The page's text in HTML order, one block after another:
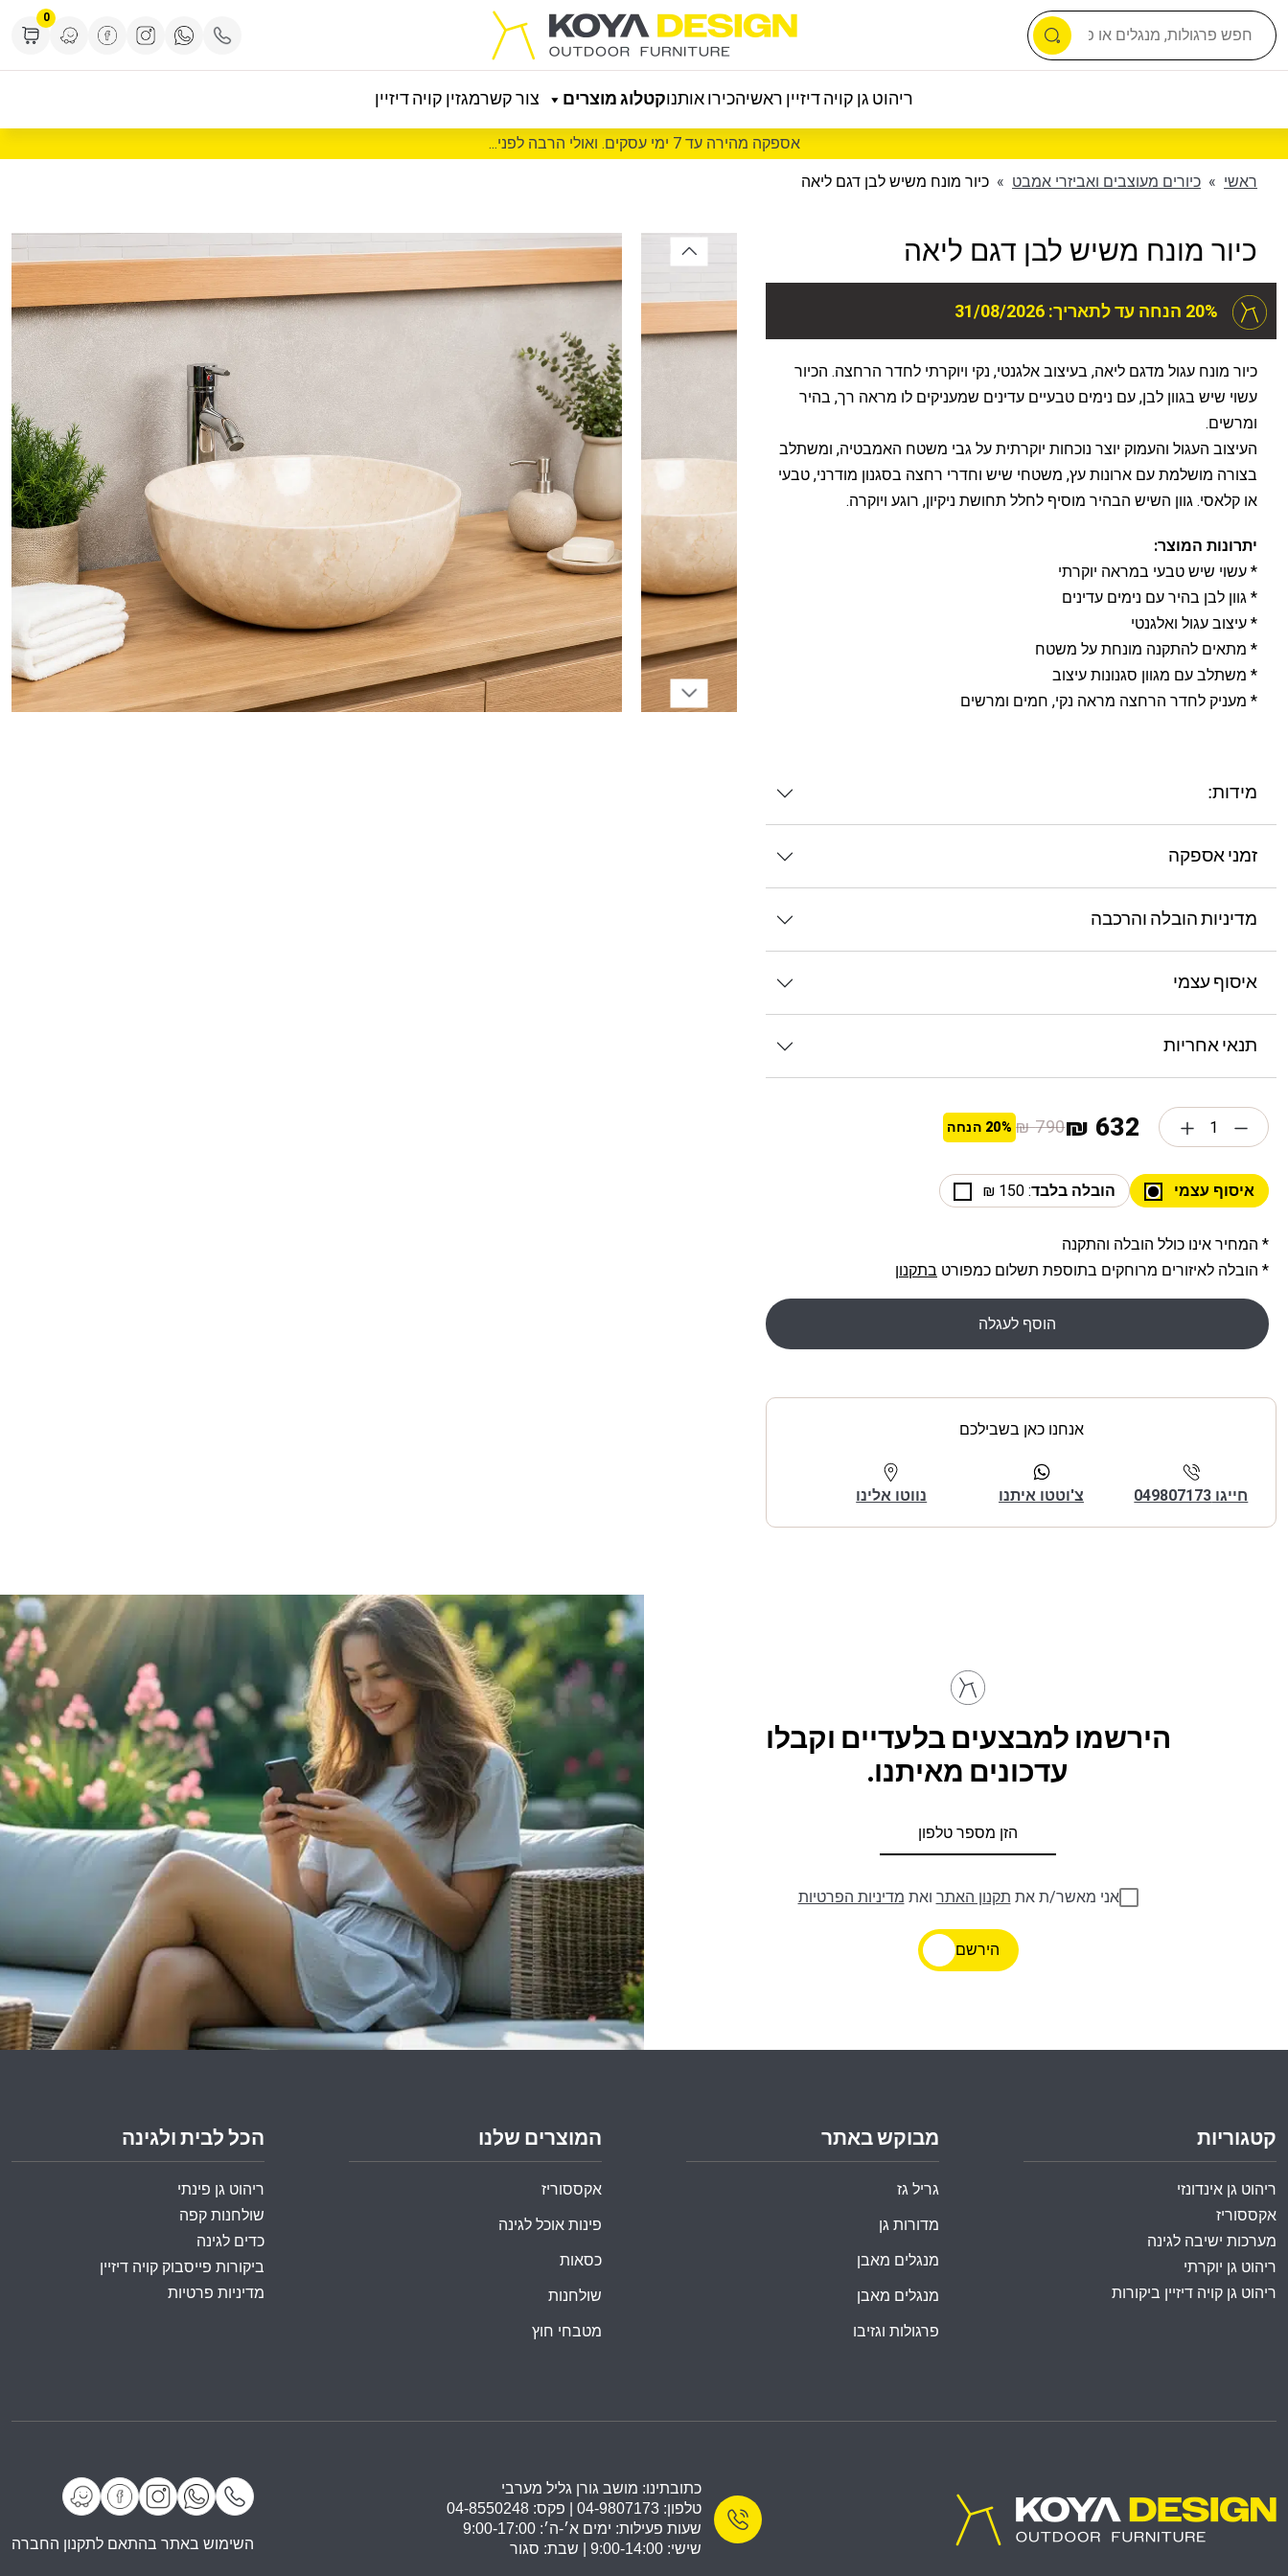
0
ריהוט גן קויה דיזיין ראשיהכירו אותנוקטלוג מוצרים צור קשרמגזין קויה דיזיין
אספקה מהירה עד 7 ימי עסקים. ואולי הרבה לפני...
ראשי » כיורים מעוצבים ואביזרי אמבט » כיור מונח משיש לבן דגם ליאה
כיור מונח משיש לבן דגם ליאה
20% הנחה עד לתאריך: 31/08/2026
כיור מונח עגול מדגם ליאה, בעיצוב אלגנטי, נקי ויוקרתי לחדר הרחצה. הכיור
עשוי שיש בגוון לבן, עם נימים טבעיים עדינים שמעניקים לו מראה רך, בהיר
ומרשים.
העיצוב העגול והעמוק יוצר נוכחות יוקרתית על גבי משטח האמבטיה, ומשתלב
בצורה מושלמת עם ארונות עץ, משטחי שיש וחדרי רחצה בסגנון מודרני, טבעי
או קלאסי. גוון השיש הבהיר מוסיף לחלל תחושת ניקיון, רוגע ויוקרה.
יתרונות המוצר:
* עשוי שיש טבעי במראה יוקרתי
* גוון לבן בהיר עם נימים עדינים
* עיצוב עגול ואלגנטי
* מתאים להתקנה מונחת על משטח
* משתלב עם מגוון סגנונות עיצוב
* מעניק לחדר הרחצה מראה נקי, חמים ומרשים
מידות:
זמני אספקה
מדיניות הובלה והרכבה
איסוף עצמי
תנאי אחריות
632 ₪
790 ₪
20% הנחה
איסוף עצמי הובלה בלבד: 150 ₪
* המחיר אינו כולל הובלה והתקנה
* הובלה לאיזורים מרוחקים בתוספת תשלום כמפורט בתקנון
הוסף לעגלה
אנחנו כאן בשבילכם
חייגו 049807173 צ'וטטו איתנו נווטו אלינו
הירשמו למבצעים בלעדיים וקבלו
עדכונים מאיתנו.
אני מאשר/ת את תקנון האתר ואת מדיניות הפרטיות
הירשם
הכל לבית ולגינה
ריהוט גן פינתי
שולחנות קפה
כדים לגינה
ביקורות פייסבוק קויה דיזיין
מדיניות פרטיות
המוצרים שלנו
אקססוריז
פינות אוכל לגינה
כסאות
שולחנות
מטבחי חוץ
מבוקש באתר
גריל גז
מדורות גן
מנגלים מאבן
מנגלים מאבן
פרגולות וגזיבו
קטגוריות
ריהוט גן אינדונזי
אקססוריז
מערכות ישיבה לגינה
ריהוט גן יוקרתי
ריהוט גן קויה דיזיין ביקורות
כתובתינו: מושב גורן גליל מערבי
טלפון: 04-9807173 | פקס: 04-8550248
שעות פעילות: ימים א׳-ה׳: 9:00-17:00
שישי: 9:00-14:00 | שבת: סגור
השימוש באתר בהתאם לתקנון החברה